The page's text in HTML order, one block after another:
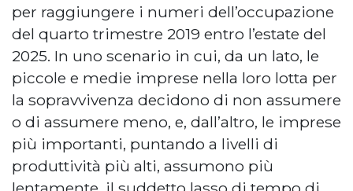
per raggiungere i numeri dell’occupazione
del quarto trimestre 2019 entro l’estate del
2025. In uno scenario in cui, da un lato, le
piccole e medie imprese nella loro lotta per
la sopravvivenza decidono di non assumere
o di assumere meno, e, dall’altro, le imprese
più importanti, puntando a livelli di
produttività più alti, assumono più